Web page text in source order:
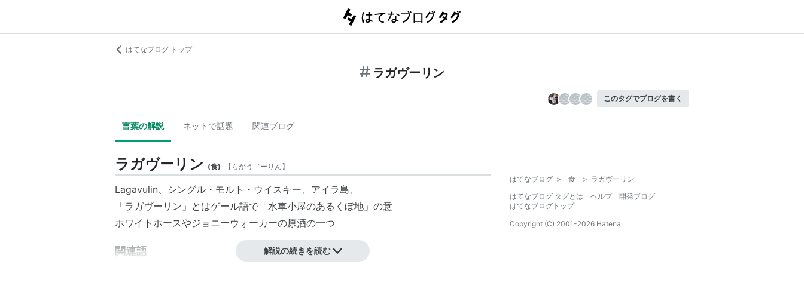
はてなブログ トップ
ラガヴーリン
このタグでブログを書く
言葉の解説 ネットで話題 関連ブログ
ラガヴーリン (食) 【 らがう゛ーりん】
Lagavulin、シングル・モルト・ウイスキー、 アイラ島、
「ラガヴーリン」とはゲール語で「水車小屋のあるくぼ地」の意
ホワイトホースやジョニーウォーカーの原酒の一つ
関連語 解説の続きを読む
はてなブログ > 食 > ラガヴーリン
はてなブログ タグとは
ヘルプ
開発ブログ
はてなブログトップ
Copyright (C) 2001-2026 Hatena.